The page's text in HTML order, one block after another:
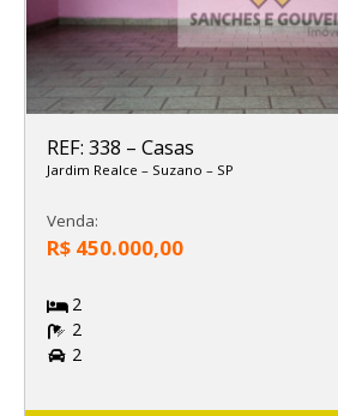
REF: 338 – Casas
Jardim Realce – Suzano – SP
Venda:
R$ 450.000,00
2
2
2